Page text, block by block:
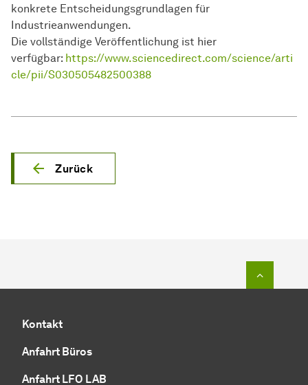
konkrete Entscheidungsgrundlagen für
Industrieanwendungen.
Die vollständige Veröffentlichung ist hier
verfügbar: https://www.sciencedirect.com/science/arti
cle/pii/S030505482500388
Zurück
Kontakt
Anfahrt Büros
Anfahrt LFO LAB